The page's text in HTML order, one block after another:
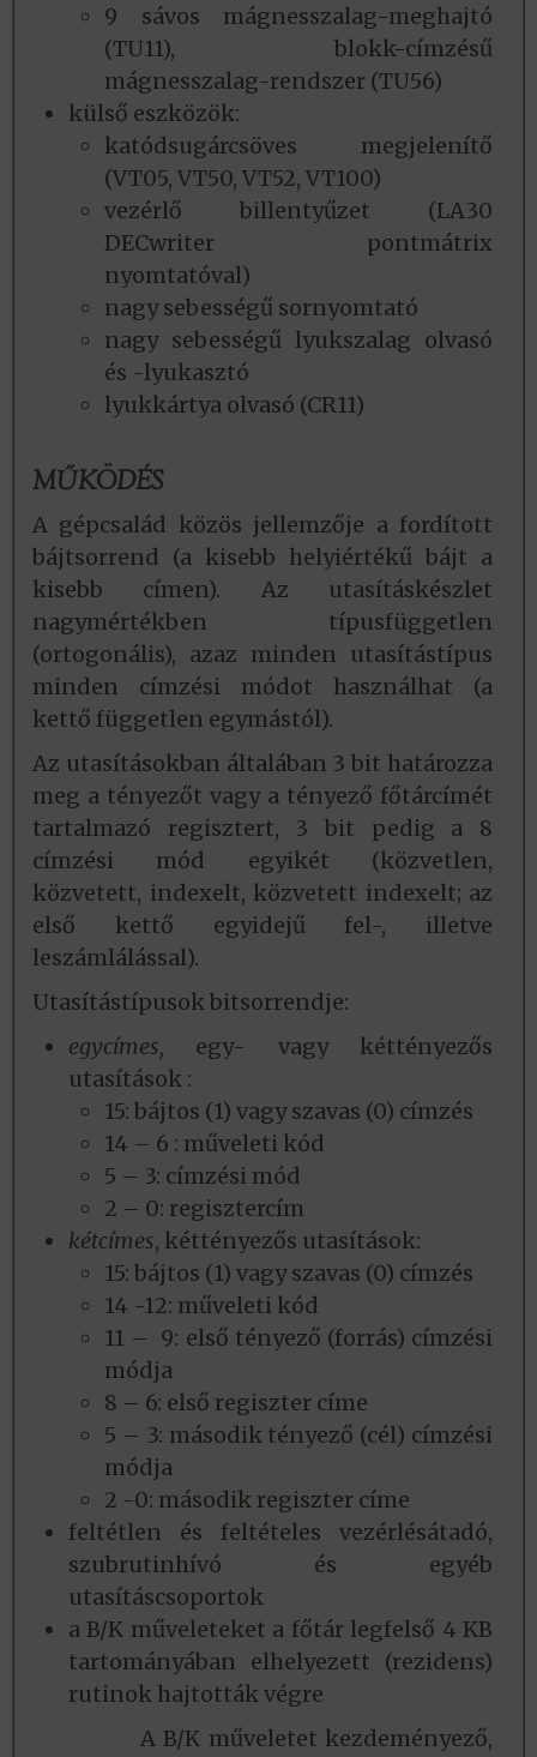
9 sávos mágnesszalag-meghajtó
(TU11), blokk-címzésű
mágnesszalag-rendszer (TU56)
külső eszközök:
katódsugárcsöves megjelenítő
(VT05, VT50, VT52, VT100)
vezérlő billentyűzet (LA30
DECwriter pontmátrix
nyomtatóval)
nagy sebességű sornyomtató
nagy sebességű lyukszalag olvasó
és -lyukasztó
lyukkártya olvasó (CR11)
MŰKÖDÉS
A gépcsalád közös jellemzője a fordított
bájtsorrend (a kisebb helyiértékű bájt a
kisebb címen). Az utasításkészlet
nagymértékben típusfüggetlen
(ortogonális), azaz minden utasítástípus
minden címzési módot használhat (a
kettő független egymástól).
Az utasításokban általában 3 bit határozza
meg a tényezőt vagy a tényező főtárcímét
tartalmazó regisztert, 3 bit pedig a 8
címzési mód egyikét (közvetlen,
közvetett, indexelt, közvetett indexelt; az
első kettő egyidejű fel-, illetve
leszámlálással).
Utasítástípusok bitsorrendje:
egycímes, egy- vagy kéttényezős
utasítások :
15: bájtos (1) vagy szavas (0) címzés
14 – 6 : műveleti kód
5 – 3: címzési mód
2 – 0: regisztercím
kétcímes, kéttényezős utasítások:
15: bájtos (1) vagy szavas (0) címzés
14 -12: műveleti kód
11 – 9: első tényező (forrás) címzési
módja
8 – 6: első regiszter címe
5 – 3: második tényező (cél) címzési
módja
2 -0: második regiszter címe
feltétlen és feltételes vezérlésátadó,
szubrutinhívó és egyéb
utasításcsoportok
a B/K műveleteket a főtár legfelső 4 KB
tartományában elhelyezett (rezidens)
rutinok hajtották végre
A B/K műveletet kezdeményező,